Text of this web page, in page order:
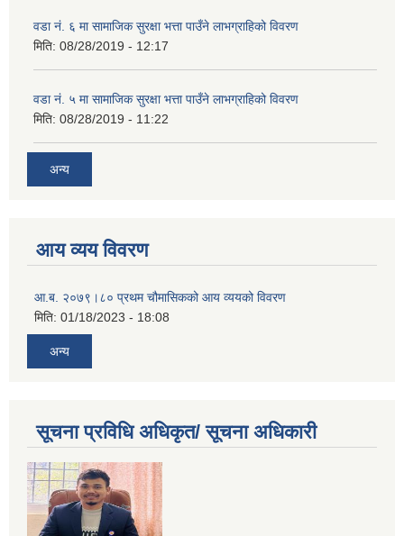
वडा नं. ६ मा सामाजिक सुरक्षा भत्ता पाउँने लाभग्राहिको विवरण
मिति: 08/28/2019 - 12:17
वडा नं. ५ मा सामाजिक सुरक्षा भत्ता पाउँने लाभग्राहिको विवरण
मिति: 08/28/2019 - 11:22
अन्य
आय व्यय विवरण
आ.ब. २०७९।८० प्रथम चौमासिकको आय व्ययको विवरण
मिति: 01/18/2023 - 18:08
अन्य
सूचना प्रविधि अधिकृत/ सूचना अधिकारी